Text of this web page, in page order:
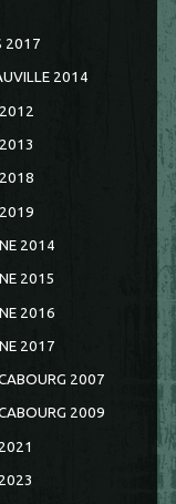
2017
2014
2018
2019
2014
2015
2016
2017
2007
2009